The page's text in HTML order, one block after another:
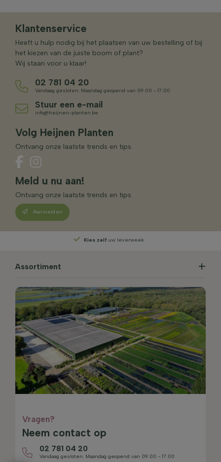
Klantenservice
Heeft u hulp nodig bij het plaatsen van uw bestelling of bij
het kiezen van de juiste boom of plant?
Wij staan voor u klaar!
02 781 04 20
Vandaag gesloten. Maandag geopend van 09:00 - 17:00
Stuur een e-mail
info@heijnen-planten.be
Volg Heijnen Planten
Ontvang onze laatste trends en tips.
Meld u nu aan!
Ontvang onze laatste trends en tips.
Aanmelden
Kies zelf uw leverweek
Assortiment
Vragen?
Neem contact op
02 781 04 20
Vandaag gesloten. Maandag geopend van 09:00 - 17:00